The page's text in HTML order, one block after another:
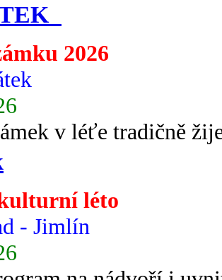
2026
v léťe tradičně
léto
- Jimlín